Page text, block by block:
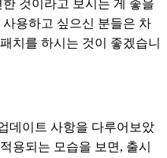
것이라고 보시는 게 좋을
용하고 싶으신 분들은 차
치를 하시는 것이 좋겠습니
데이트 사항을 다루어보았
용되는 모습을 보면, 출시